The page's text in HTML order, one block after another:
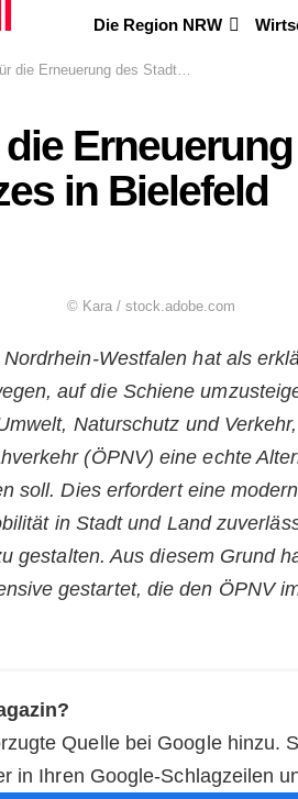
Die Region NRW
des Stadtbahnnetzes in Bielefeld
in Bielefeld
© Kara / stock.adobe.com
Westfalen hat als
auf die Schiene
Naturschutz und
(ÖPNV) eine echte
soll. Dies erfordert eine
in Stadt und Land
gestalten. Aus diesem Grund
gestartet, die den ÖPNV
Quelle bei Google hinzu.
in Ihren Google-Schlagzeilen